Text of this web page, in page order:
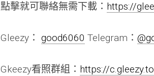
點擊就可聯絡無需下載： https://
Gleezy： good6060 Telegram：
Gkeezy看照群組： https://